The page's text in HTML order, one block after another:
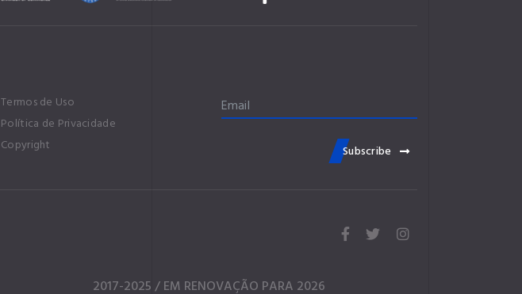
Termos de Uso
Política de Privacidade
Copyright
Subscribe
fab
2017-2025 / EM RENOVAÇÃO PARA 2026